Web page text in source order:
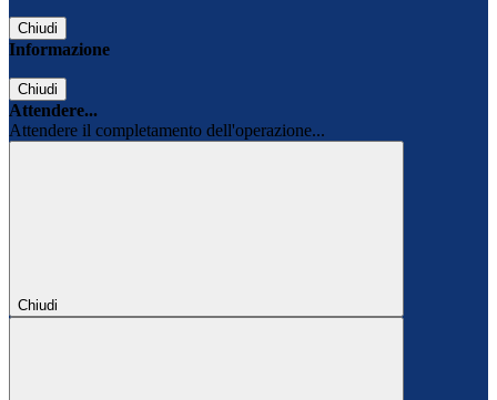
Chiudi
Informazione
Chiudi
Attendere...
Attendere il completamento dell'operazione...
Chiudi